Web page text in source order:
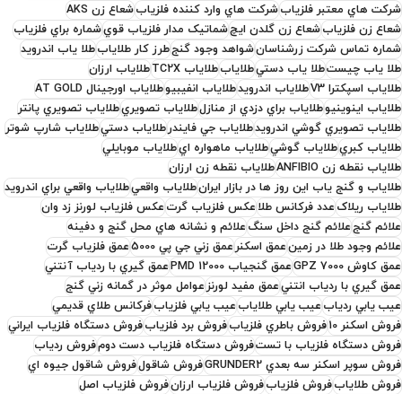
شرکت هاي معتبر فلزيابشرکت هاي وارد کننده فلزيابشعاع زن AKS
شعاع زن فلزيابشعاع زن گلدن ايچشماتيک مدار فلزياب قويشماره براي فلزياب
شماره تماس شرکت زرشناسانشواهد وجود گنجطرز کار طلايابطلا ياب اندرويد
طلا ياب چيستطلا ياب دستيطلايابطلاياب TC2X
طلاياب ارزان
طلاياب اسپکترا V3
طلاياب اندرويدطلاياب انفيبيوطلاياب اورجينال AT GOLD
طلاياب اينوينيوطلاياب براي دزدي از منازلطلاياب تصويريطلاياب تصويري پانتر
طلاياب تصويري گوشي اندرويدطلاياب جي فايندرطلاياب دستيطلاياب شارپ شوتر
طلاياب کبريطلاياب گوشيطلاياب ماهواره ايطلاياب موبايلي
طلاياب نقطه زن ANFIBIO
طلاياب نقطه زن ارزان
طلاياب و گنج ياب اين روز ها در بازار ايرانطلاياب واقعيطلاياب واقعي براي اندرويد
طلایاب ریلاکعدد فرکانس طلاعکس فلزياب گرتعکس فلزياب لورنز زد وان
علائم گنجعلائم گنج داخل سنگعلائم و نشانه هاي محل گنج و دفينه
علائم وجود طلا در زمينعمق اسکنرعمق زني جي پي 5000
عمق فلزياب گرت
عمق کاوش GPZ 7000
عمق گنجیاب PMD 12000
عمق گيري با ردياب آنتني
عمق گيري با ردياب انتنيعمق مفيد لورنزعوامل موثر در گمانه زني گنج
عيب يابي رديابعيب يابي طلايابعيب يابي فلزيابفرکانس طلاي قديمي
فروش اسکنر 10
فروش باطري فلزيابفروش برد فلزيابفروش دستگاه فلزياب ايراني
فروش دستگاه فلزياب با تستفروش دستگاه فلزياب دست دومفروش ردياب
فروش سوپر اسکنر سه بعدي GRUNDER2
فروش شاقولفروش شاقول جيوه اي
فروش طلايابفروش فلزيابفروش فلزياب ارزانفروش فلزياب اصل